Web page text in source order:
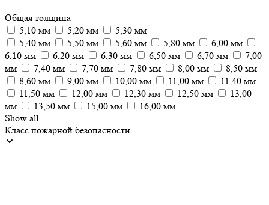
Общая толщина
5,10 мм
5,20 мм
5,30 мм
5,40 мм
5,50 мм 5,60 мм 5,80 мм
6,00 мм
6,10 мм
6,20 мм 6,30 мм 6,50 мм 6,70 мм
7,00
мм
7,40 мм 7,70 мм 7,80 мм 8,00 мм
8,50 мм
8,60 мм
9,00 мм 10,00 мм 11,00 мм
11,40 мм
11,50 мм
12,00 мм 12,30 мм 12,50 мм
13,00
мм
13,50 мм 15,00 мм
16,00 мм
Show all
Класс пожарной безопасности